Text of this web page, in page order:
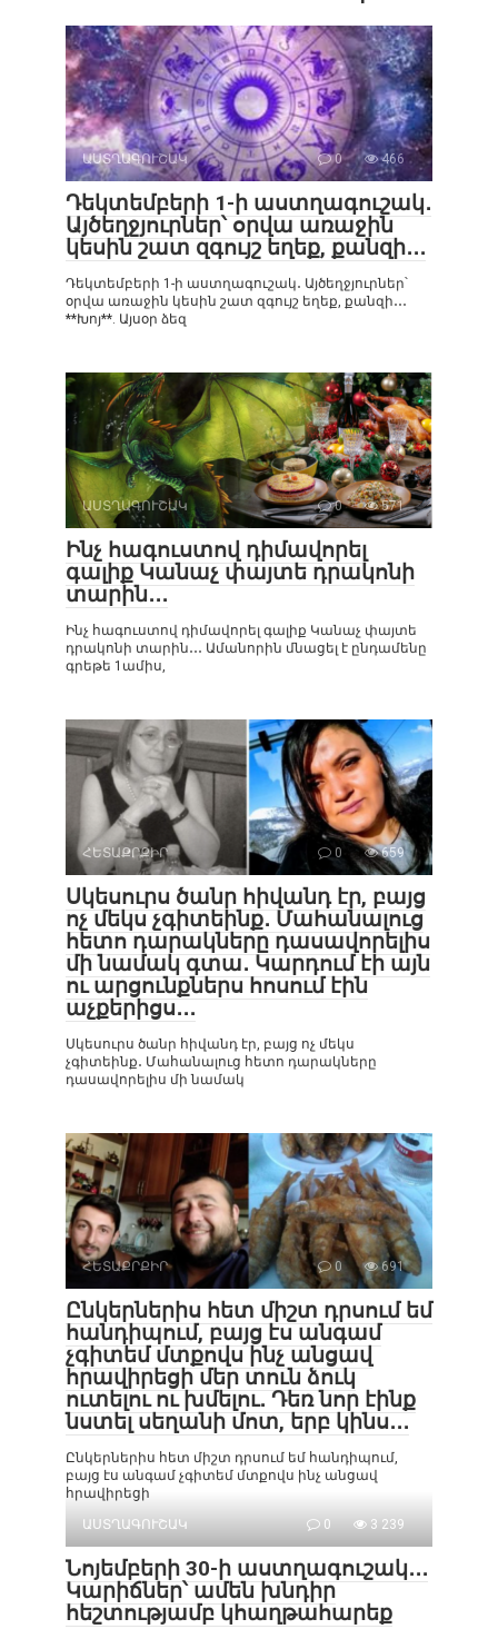
ԱՍՏՂԱԳՈՒՇԱԿ 0 466
Դեկտեմբերի 1-ի աստղագուշակ․
Այծեղջյուրներ՝ օրվա առաջին
կեսին շատ զգույշ եղեք, քանզի․․․
Դեկտեմբերի 1-ի աստղագուշակ․ Այծեղջյուրներ՝
օրվա առաջին կեսին շատ զգույշ եղեք, քանզի․․․
**Խոյ**. Այսօր ձեզ
ԱՍՏՂԱԳՈՒՇԱԿ 0 571
Ինչ հագուստով դիմավորել
գալիք Կանաչ փայտե դրակոնի
տարին․․․
Ինչ հագուստով դիմավորել գալիք Կանաչ փայտե
դրակոնի տարին․․․ Ամանորին մնացել է ընդամենը
գրեթե 1ամիս,
ՀԵՏԱՔՐՔԻՐ 0 659
Սկեսուրս ծանր հիվանդ էր, բայց
ոչ մեկս չգիտեինք․ Մահանալուց
հետո դարակները դասավորելիս
մի նամակ գտա․ Կարդում էի այն
ու արցունքներս հոսում էին
աչքերիցս․․․
Սկեսուրս ծանր հիվանդ էր, բայց ոչ մեկս
չգիտեինք․ Մահանալուց հետո դարակները
դասավորելիս մի նամակ
ՀԵՏԱՔՐՔԻՐ 0 691
Ընկերներիս հետ միշտ դրսում եմ
հանդիպում, բայց էս անգամ
չգիտեմ մտքովս ինչ անցավ
հրավիրեցի մեր տուն ձուկ
ուտելու ու խմելու․ Դեռ նոր էինք
նստել սեղանի մոտ, երբ կինս․․․
Ընկերներիս հետ միշտ դրսում եմ հանդիպում,
բայց էս անգամ չգիտեմ մտքովս ինչ անցավ
հրավիրեցի
ԱՍՏՂԱԳՈՒՇԱԿ
0 3 239
Նոյեմբերի 30-ի աստղագուշակ․․․
Կարիճներ՝ ամեն խնդիր
հեշտությամբ կհաղթահարեք